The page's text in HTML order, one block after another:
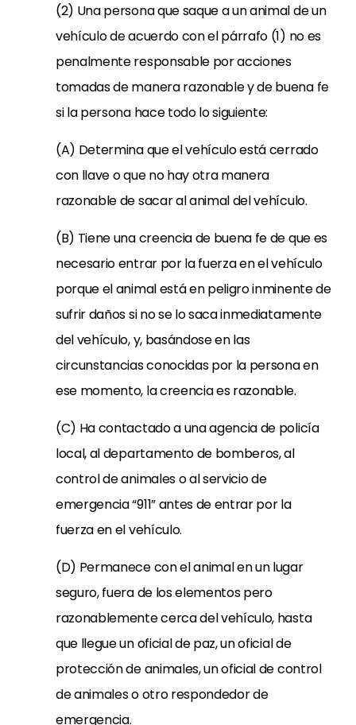
(2) Una persona que saque a un animal de un
vehículo de acuerdo con el párrafo (1) no es
penalmente responsable por acciones
tomadas de manera razonable y de buena fe
si la persona hace todo lo siguiente:
(A) Determina que el vehículo está cerrado
con llave o que no hay otra manera
razonable de sacar al animal del vehículo.
(B) Tiene una creencia de buena fe de que es
necesario entrar por la fuerza en el vehículo
porque el animal está en peligro inminente de
sufrir daños si no se lo saca inmediatamente
del vehículo, y, basándose en las
circunstancias conocidas por la persona en
ese momento, la creencia es razonable.
(C) Ha contactado a una agencia de policía
local, al departamento de bomberos, al
control de animales o al servicio de
emergencia “911” antes de entrar por la
fuerza en el vehículo.
(D) Permanece con el animal en un lugar
seguro, fuera de los elementos pero
razonablemente cerca del vehículo, hasta
que llegue un oficial de paz, un oficial de
protección de animales, un oficial de control
de animales o otro respondedor de
emergencia.